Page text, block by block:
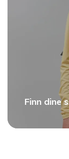
Finn dine